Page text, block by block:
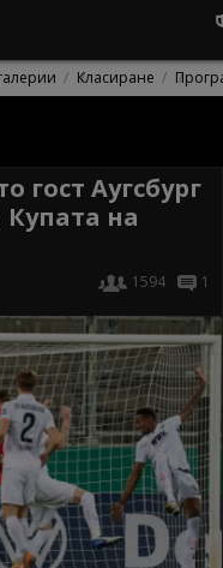
Класиране
гост Аугсбург
на
1594 1